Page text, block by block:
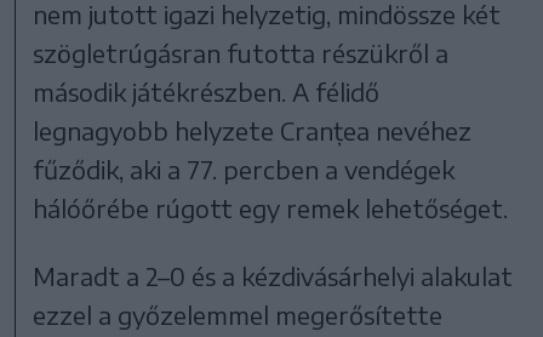
nem jutott igazi helyzetig, mindössze két
szögletrúgásran futotta részükről a
második játékrészben. A félidő
legnagyobb helyzete Cranțea nevéhez
fűződik, aki a 77. percben a vendégek
hálóőrébe rúgott egy remek lehetőséget.
Maradt a 2–0 és a kézdivásárhelyi alakulat
ezzel a győzelemmel megerősítette